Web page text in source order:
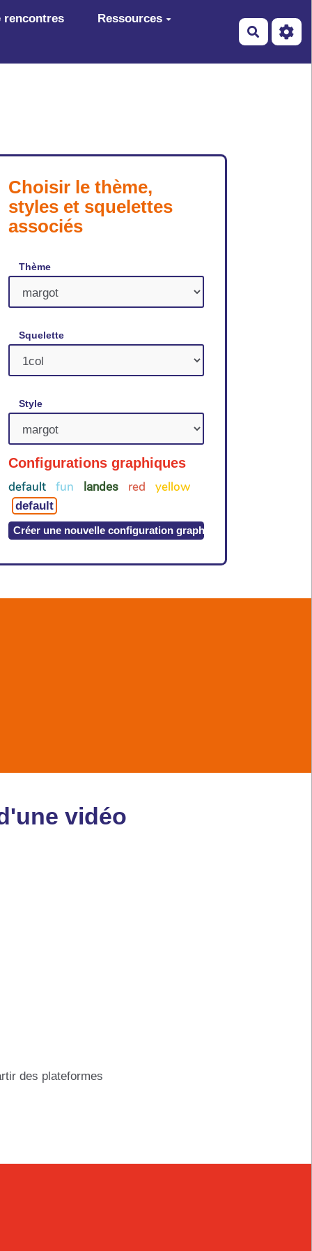
rencontres
Ressources
Choisir le thème,
styles et squelettes
associés
Thème
Squelette
Style
Configurations graphiques
default fun landes red yellow
default
Créer une nouvelle configuration graphique
vidéo
des plateformes